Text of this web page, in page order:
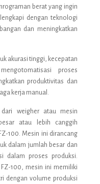
berat yang ingin
dengan teknologi
dan meningkatkan
akurasi tinggi, kecepatan
proses
produktivitas dan
kerja manual.
weigher atau mesin
atau lebih canggih
100. Mesin ini dirancang
dalam jumlah besar dan
dalam proses produksi.
100, mesin ini memiliki
dengan volume produksi